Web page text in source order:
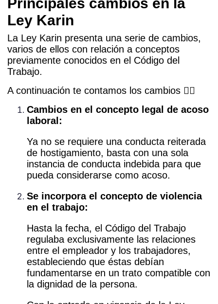
Ley Karin
La Ley Karin presenta una serie de cambios,
varios de ellos con relación a conceptos
previamente conocidos en el Código del
Trabajo.
A continuación te contamos los cambios 👇🏼
Cambios en el concepto legal de acoso
laboral:
Ya no se requiere una conducta reiterada
de hostigamiento, basta con una sola
instancia de conducta indebida para que
pueda considerarse como acoso.
Se incorpora el concepto de violencia
en el trabajo:
Hasta la fecha, el Código del Trabajo
regulaba exclusivamente las relaciones
entre el empleador y los trabajadores,
estableciendo que éstas debían
fundamentarse en un trato compatible con
la dignidad de la persona.